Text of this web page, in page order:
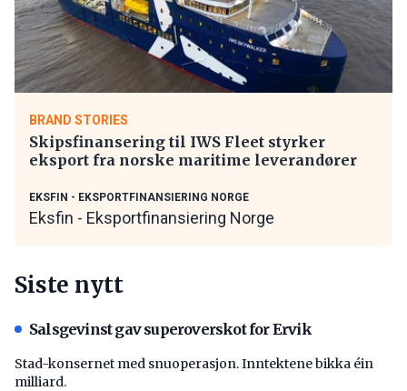
BRAND STORIES
Skipsfinansering til IWS Fleet styrker
eksport fra norske maritime leverandører
EKSFIN - EKSPORTFINANSIERING NORGE
Eksfin - Eksportfinansiering Norge
Siste nytt
Salsgevinst gav superoverskot for Ervik
Stad-konsernet med snuoperasjon. Inntektene bikka éin
milliard.